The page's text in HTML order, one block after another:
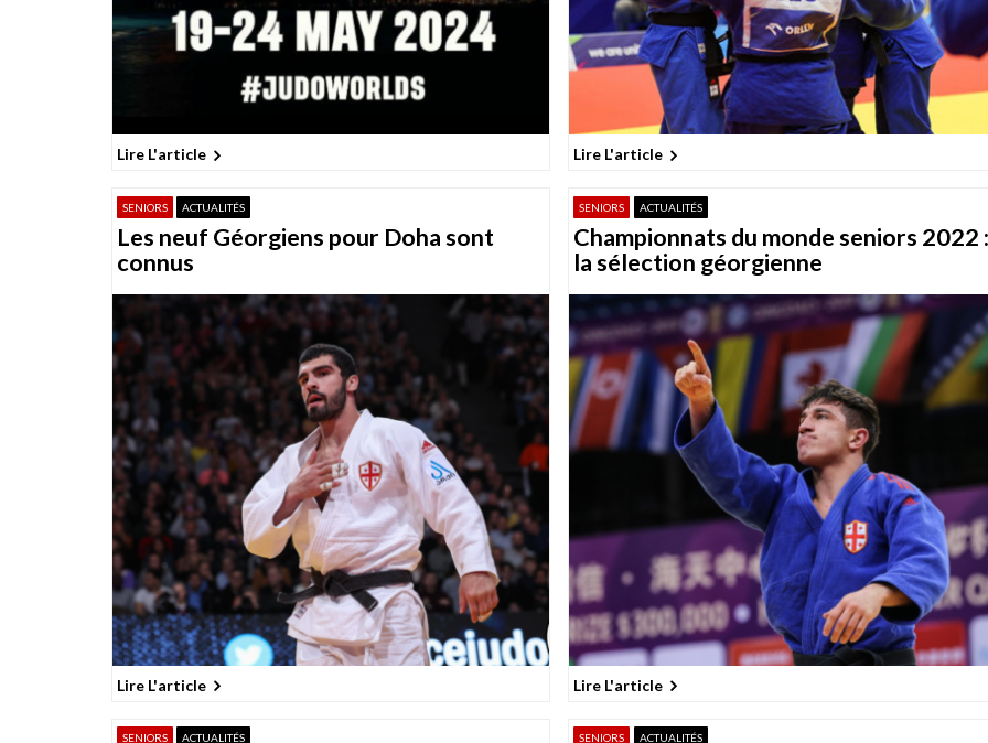
Lire L'article Lire L'article
SENIORS ACTUALITÉS
Les neuf Géorgiens pour Doha sont
connus
Lire L'article
SENIORS ACTUALITÉS
Championnats du monde seniors 2022 :
la sélection géorgienne
Lire L'article
SENIORS ACTUALITÉS SENIORS ACTUALITÉS